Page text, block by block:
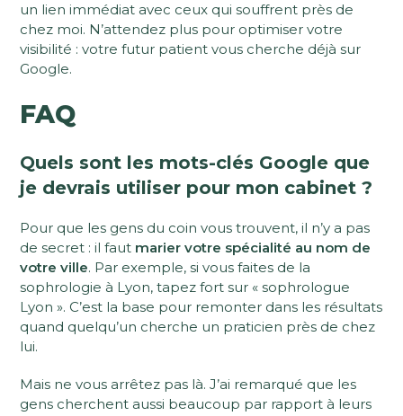
un lien immédiat avec ceux qui souffrent près de
chez moi. N’attendez plus pour optimiser votre
visibilité : votre futur patient vous cherche déjà sur
Google.
FAQ
Quels sont les mots-clés Google que
je devrais utiliser pour mon cabinet ?
Pour que les gens du coin vous trouvent, il n’y a pas
de secret : il faut marier votre spécialité au nom de
votre ville. Par exemple, si vous faites de la
sophrologie à Lyon, tapez fort sur « sophrologue
Lyon ». C’est la base pour remonter dans les résultats
quand quelqu’un cherche un praticien près de chez
lui.
Mais ne vous arrêtez pas là. J’ai remarqué que les
gens cherchent aussi beaucoup par rapport à leurs